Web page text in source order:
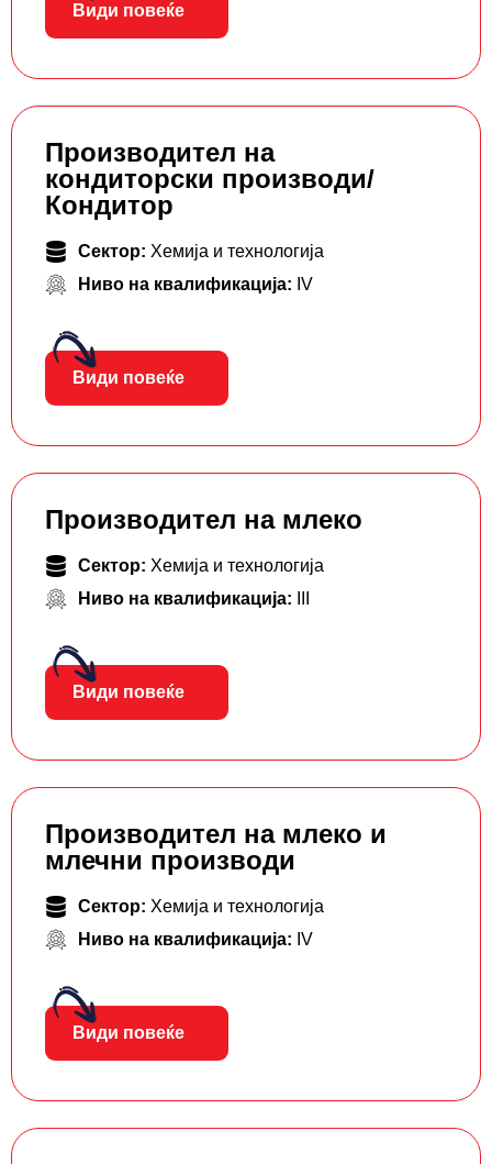
Види повеќе
Производител на
кондиторски производи/
Кондитор
Сектор: Хемија и технологија
Ниво на квалификација: IV
Види повеќе
Производител на млеко
Сектор: Хемија и технологија
Ниво на квалификација:
Види повеќе
Производител на млеко и
млечни производи
Сектор: Хемија и технологија
Ниво на квалификација: IV
Види повеќе